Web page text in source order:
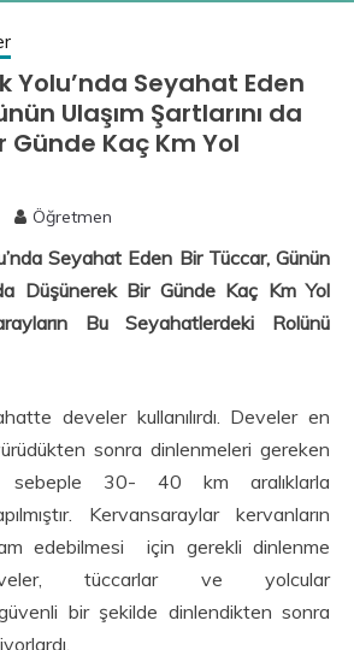
Yolu’nda Seyahat Eden
Ulaşım Şartlarını da
Günde Kaç Km Yol
Öğretmen
Seyahat Eden Bir Tüccar, Günün
Düşünerek Bir Günde Kaç Km Yol
Bu Seyahatlerdeki Rolünü
develer kullanılırdı. Develer en
sonra dinlenmeleri gereken
sebeple 30- 40 km aralıklarla
Kervansaraylar kervanların
edebilmesi için gerekli dinlenme
tüccarlar ve yolcular
bir şekilde dinlendikten sonra